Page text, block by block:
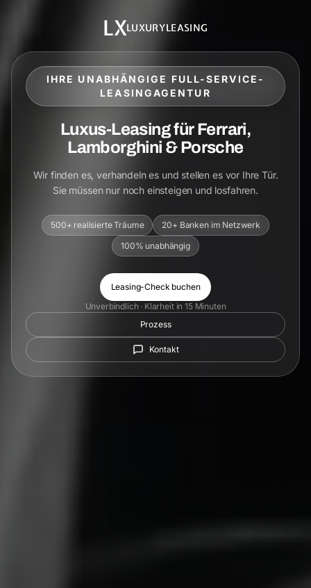
LXLUXURYLEASING
IHRE UNABHÄNGIGE FULL-SERVICE-
LEASINGAGENTUR
Luxus-Leasing für Ferrari,
Lamborghini & Porsche
Wir finden es, verhandeln es und stellen es vor Ihre Tür.
Sie müssen nur noch einsteigen und losfahren.
500+ realisierte Träume
20+ Banken im Netzwerk
100% unabhängig
Leasing-Check buchen
Unverbindlich · Klarheit in 15 Minuten
Prozess
Kontakt